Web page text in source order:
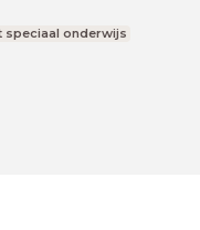
speciaal onderwijs